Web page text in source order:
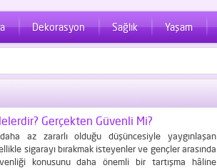
Dekorasyon Sağlık Yaşam
Gerçekten Güvenli Mi?
az zararlı olduğu düşüncesiyle yaygınlaşan
sigarayı bırakmak isteyenler ve gençler arasında
konusunu daha önemli bir tartışma hâline